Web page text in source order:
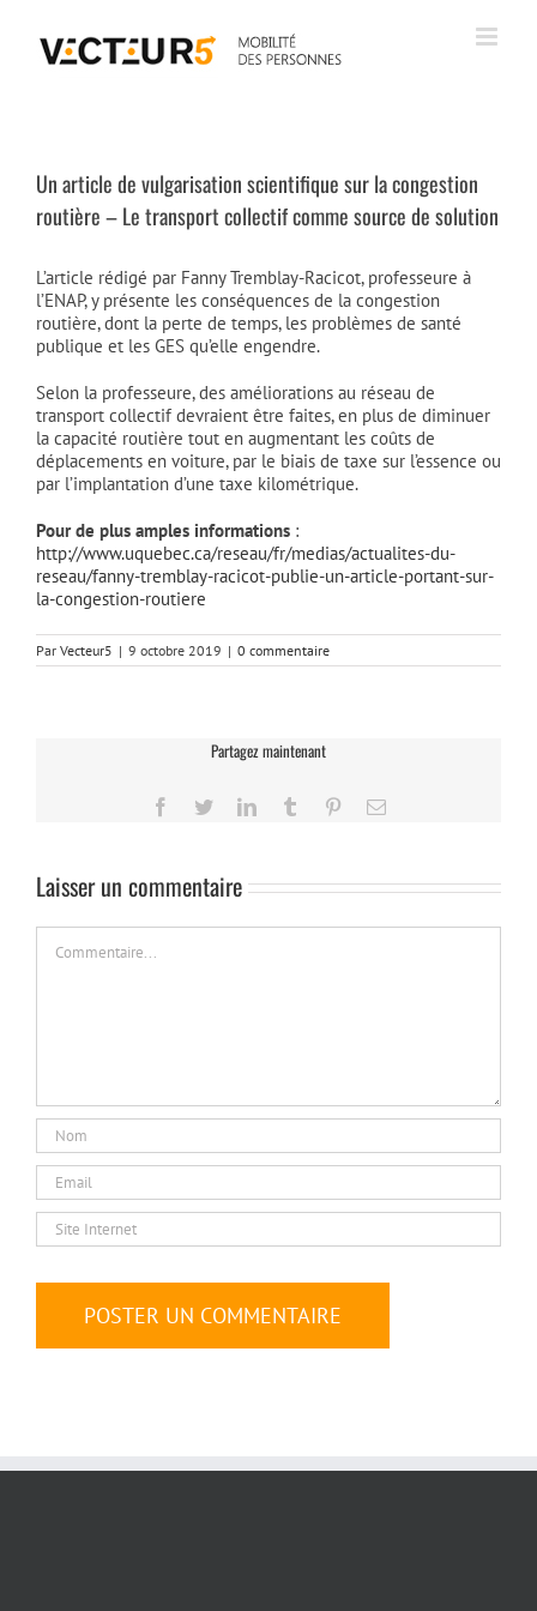
contenu
Un article de vulgarisation scientifique sur la congestion
routière – Le transport collectif comme source de solution
L’article rédigé par Fanny Tremblay-Racicot, professeure à
l’ENAP, y présente les conséquences de la congestion
routière, dont la perte de temps, les problèmes de santé
publique et les GES qu’elle engendre.
Selon la professeure, des améliorations au réseau de
transport collectif devraient être faites, en plus de diminuer
la capacité routière tout en augmentant les coûts de
déplacements en voiture, par le biais de taxe sur l’essence ou
par l’implantation d’une taxe kilométrique.
Pour de plus amples informations :
http://www.uquebec.ca/reseau/fr/medias/actualites-du-
reseau/fanny-tremblay-racicot-publie-un-article-portant-sur-
la-congestion-routiere
Par Vecteur5 | 9 octobre 2019 | 0 commentaire
Partagez maintenant
Facebook
TwitterLinkedInTumblr PinterestEmail
Laisser un commentaire